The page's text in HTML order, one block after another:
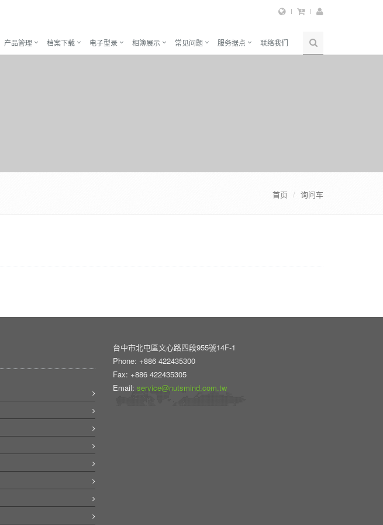
产品管理 档案下载 电子型录 相簿展示 常见问题 服务据点 联络我们
首页 询问车
台中市北屯區文心路四段955號14F-1
Phone: +886 422435300
Fax: +886 422435305
Email: service@nutsmind.com.tw